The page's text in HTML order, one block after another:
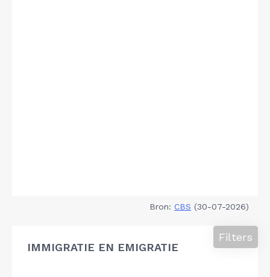
Bron: CBS (30-07-2026)
IMMIGRATIE EN EMIGRATIE
Filters